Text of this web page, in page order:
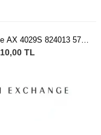
AX 4029S 824013 57
Gözlüğü
TL